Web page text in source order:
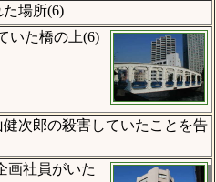
場所(6)
いた橋の上(6)
次郎の殺害していたことを告
画社員がいた